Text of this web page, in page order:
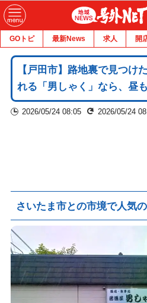
GOトピ 最新News 求人 開
【戸田市】路地裏で見つけ
れる「男しゃく」なら、昼
2026/05/24 08:05 2026/05/24
さいたま市との市境で人気